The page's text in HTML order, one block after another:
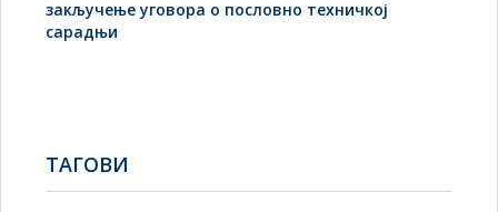
закључење уговора о пословно техничкој
сарадњи
TAГОВИ